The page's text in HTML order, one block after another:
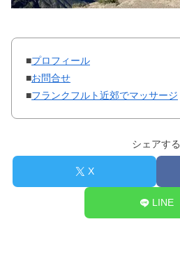
■プロフィール
■お問合せ
■フランクフルト近郊でマッサージ
シェアする
X
LINE